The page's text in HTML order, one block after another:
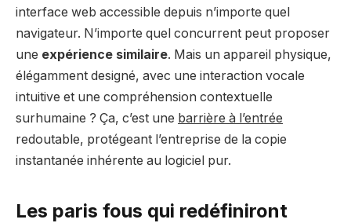
interface web accessible depuis n’importe quel
navigateur. N’importe quel concurrent peut proposer
une expérience similaire. Mais un appareil physique,
élégamment designé, avec une interaction vocale
intuitive et une compréhension contextuelle
surhumaine ? Ça, c’est une barrière à l’entrée
redoutable, protégeant l’entreprise de la copie
instantanée inhérente au logiciel pur.
Les paris fous qui redéfiniront